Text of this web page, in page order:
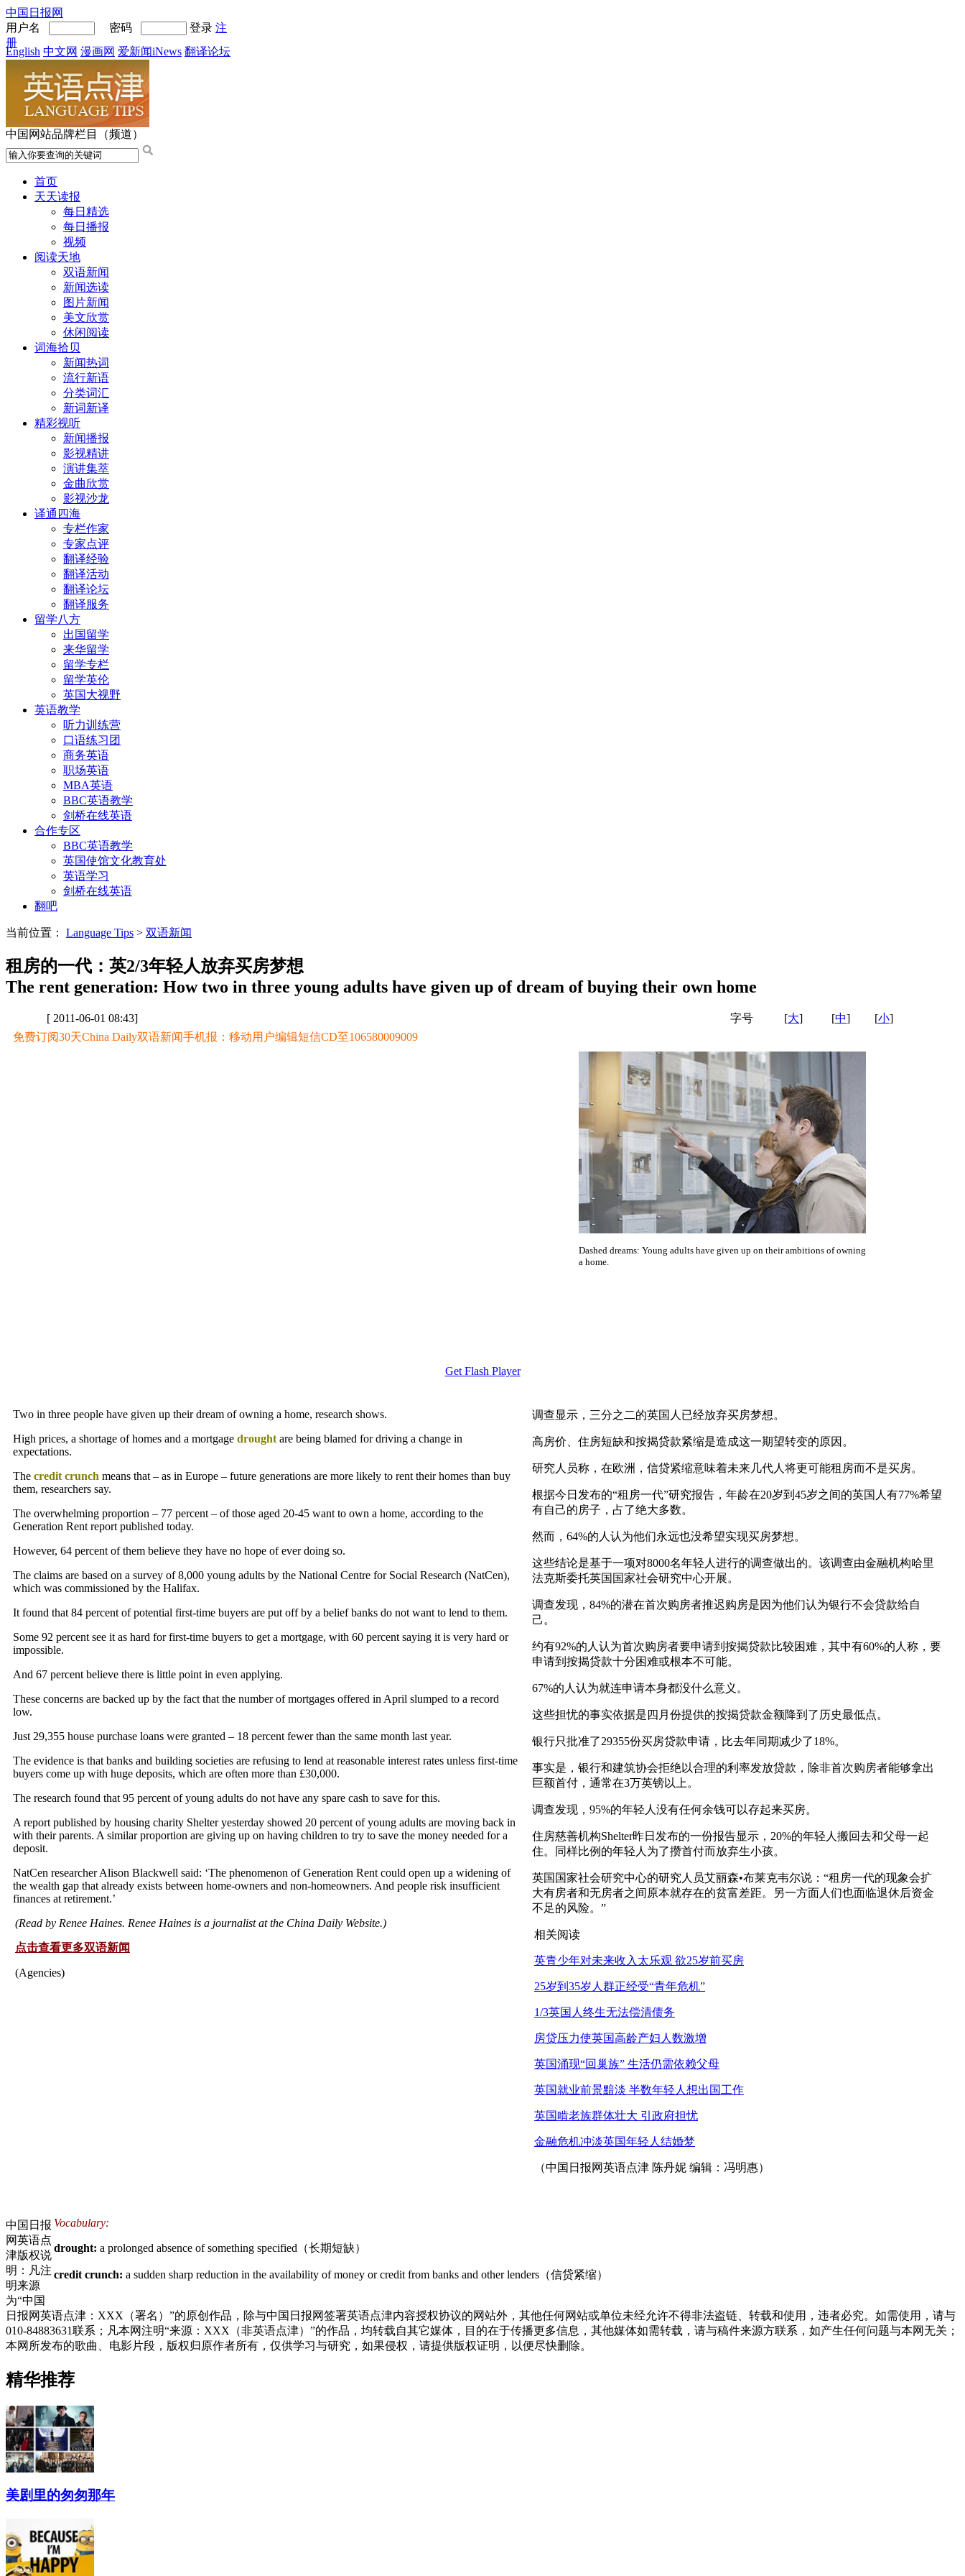
中国日报网
用户名
密码 登录 注
册
English 中文网 漫画网 爱新闻iNews 翻译论坛
中国网站品牌栏目（频道）
首页
天天读报
每日精选
每日播报
视频
阅读天地
双语新闻
新闻选读
图片新闻
美文欣赏
休闲阅读
词海拾贝
新闻热词
流行新语
分类词汇
新词新译
精彩视听
新闻播报
影视精讲
演讲集萃
金曲欣赏
影视沙龙
译通四海
专栏作家
专家点评
翻译经验
翻译活动
翻译论坛
翻译服务
留学八方
出国留学
来华留学
留学专栏
留学英伦
英国大视野
英语教学
听力训练营
口语练习团
商务英语
职场英语
MBA英语
BBC英语教学
剑桥在线英语
合作专区
BBC英语教学
英国使馆文化教育处
英语学习
剑桥在线英语
翻吧
当前位置： Language Tips > 双语新闻
租房的一代：英2/3年轻人放弃买房梦想
The rent generation: How two in three young adults have given up of dream of buying their own home
[ 2011-06-01 08:43] 字号 [大] [中] [小]
免费订阅30天China Daily双语新闻手机报：移动用户编辑短信CD至106580009009
Dashed dreams: Young adults have given up on their ambitions of owning
a home.
Get Flash Player
Two in three people have given up their dream of owning a home, research shows.
High prices, a shortage of homes and a mortgage drought are being blamed for driving a change in
expectations.
The credit crunch means that – as in Europe – future generations are more likely to rent their homes than buy
them, researchers say.
The overwhelming proportion – 77 percent – of those aged 20-45 want to own a home, according to the
Generation Rent report published today.
However, 64 percent of them believe they have no hope of ever doing so.
The claims are based on a survey of 8,000 young adults by the National Centre for Social Research (NatCen),
which was commissioned by the Halifax.
It found that 84 percent of potential first-time buyers are put off by a belief banks do not want to lend to them.
Some 92 percent see it as hard for first-time buyers to get a mortgage, with 60 percent saying it is very hard or
impossible.
And 67 percent believe there is little point in even applying.
These concerns are backed up by the fact that the number of mortgages offered in April slumped to a record
low.
Just 29,355 house purchase loans were granted – 18 percent fewer than the same month last year.
The evidence is that banks and building societies are refusing to lend at reasonable interest rates unless first-time
buyers come up with huge deposits, which are often more than £30,000.
The research found that 95 percent of young adults do not have any spare cash to save for this.
A report published by housing charity Shelter yesterday showed 20 percent of young adults are moving back in
with their parents. A similar proportion are giving up on having children to try to save the money needed for a
deposit.
NatCen researcher Alison Blackwell said: ‘The phenomenon of Generation Rent could open up a widening of
the wealth gap that already exists between home-owners and non-homeowners. And people risk insufficient
finances at retirement.’
(Read by Renee Haines. Renee Haines is a journalist at the China Daily Website.)
点击查看更多双语新闻
(Agencies)
调查显示，三分之二的英国人已经放弃买房梦想。
高房价、住房短缺和按揭贷款紧缩是造成这一期望转变的原因。
研究人员称，在欧洲，信贷紧缩意味着未来几代人将更可能租房而不是买房。
根据今日发布的“租房一代”研究报告，年龄在20岁到45岁之间的英国人有77%希望
有自己的房子，占了绝大多数。
然而，64%的人认为他们永远也没希望实现买房梦想。
这些结论是基于一项对8000名年轻人进行的调查做出的。该调查由金融机构哈里
法克斯委托英国国家社会研究中心开展。
调查发现，84%的潜在首次购房者推迟购房是因为他们认为银行不会贷款给自
己。
约有92%的人认为首次购房者要申请到按揭贷款比较困难，其中有60%的人称，要
申请到按揭贷款十分困难或根本不可能。
67%的人认为就连申请本身都没什么意义。
这些担忧的事实依据是四月份提供的按揭贷款金额降到了历史最低点。
银行只批准了29355份买房贷款申请，比去年同期减少了18%。
事实是，银行和建筑协会拒绝以合理的利率发放贷款，除非首次购房者能够拿出
巨额首付，通常在3万英镑以上。
调查发现，95%的年轻人没有任何余钱可以存起来买房。
住房慈善机构Shelter昨日发布的一份报告显示，20%的年轻人搬回去和父母一起
住。同样比例的年轻人为了攒首付而放弃生小孩。
英国国家社会研究中心的研究人员艾丽森•布莱克韦尔说：“租房一代的现象会扩
大有房者和无房者之间原本就存在的贫富差距。另一方面人们也面临退休后资金
不足的风险。”
相关阅读
英青少年对未来收入太乐观 欲25岁前买房
25岁到35岁人群正经受“青年危机”
1/3英国人终生无法偿清债务
房贷压力使英国高龄产妇人数激增
英国涌现“回巢族” 生活仍需依赖父母
英国就业前景黯淡 半数年轻人想出国工作
英国啃老族群体壮大 引政府担忧
金融危机冲淡英国年轻人结婚梦
（中国日报网英语点津 陈丹妮 编辑：冯明惠）
Vocabulary:
drought: a prolonged absence of something specified（长期短缺）
credit crunch: a sudden sharp reduction in the availability of money or credit from banks and other lenders（信贷紧缩）
中国日报
网英语点
津版权说
明：凡注
明来源
为“中国
日报网英语点津：XXX（署名）”的原创作品，除与中国日报网签署英语点津内容授权协议的网站外，其他任何网站或单位未经允许不得非法盗链、转载和使用，违者必究。如需使用，请与
010-84883631联系；凡本网注明“来源：XXX（非英语点津）”的作品，均转载自其它媒体，目的在于传播更多信息，其他媒体如需转载，请与稿件来源方联系，如产生任何问题与本网无关；
本网所发布的歌曲、电影片段，版权归原作者所有，仅供学习与研究，如果侵权，请提供版权证明，以便尽快删除。
精华推荐
美剧里的匆匆那年